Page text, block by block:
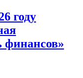
году
финансов»